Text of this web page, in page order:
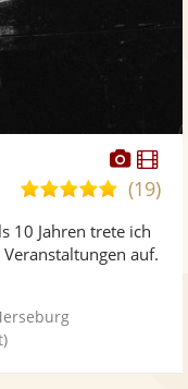
Fotos
5,0
5
(19)
10 Jahren trete ich
auf.